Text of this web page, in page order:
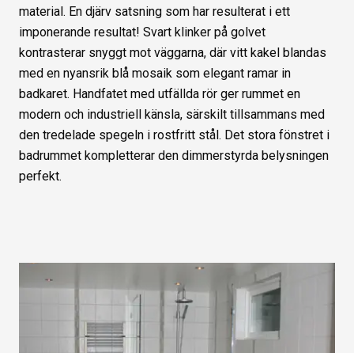
material. En djärv satsning som har resulterat i ett
imponerande resultat! Svart klinker på golvet
kontrasterar snyggt mot väggarna, där vitt kakel blandas
med en nyansrik blå mosaik som elegant ramar in
badkaret. Handfatet med utfällda rör ger rummet en
modern och industriell känsla, särskilt tillsammans med
den tredelade spegeln i rostfritt stål. Det stora fönstret i
badrummet kompletterar den dimmerstyrda belysningen
perfekt.